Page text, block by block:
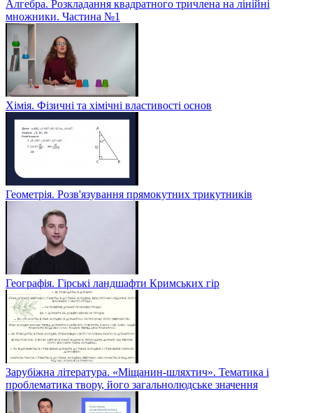
Алгебра. Розкладання квадратного тричлена на лінійні
множники. Частина №1
Хімія. Фізичні та хімічні властивості основ
Геометрія. Розв'язування прямокутних трикутників
Географія. Гірські ландшафти Кримських гір
Зарубіжна література. «Міщанин-шляхтич». Тематика і
проблематика твору, його загальнолюдське значення